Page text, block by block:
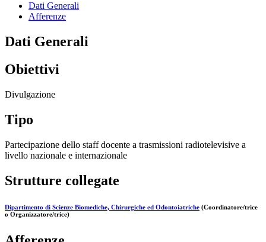
Dati Generali
Afferenze
Dati Generali
Obiettivi
Divulgazione
Tipo
Partecipazione dello staff docente a trasmissioni radiotelevisive a
livello nazionale e internazionale
Strutture collegate
Dipartimento di Scienze Biomediche, Chirurgiche ed Odontoiatriche (Coordinatore/trice
o Organizzatore/trice)